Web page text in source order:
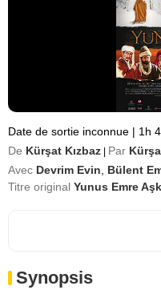
Date de sortie inconnue | 1h
De Kürşat Kızbaz Par
Avec Devrim Evin Bülent
Titre original Yunus Emre
Synopsis